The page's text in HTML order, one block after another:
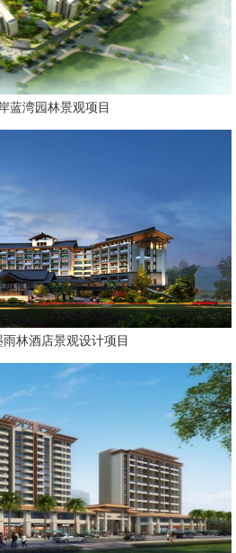
蓝湾园林景观项目
林酒店景观设计项目